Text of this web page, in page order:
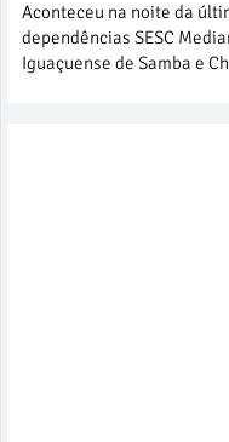
Aconteceu na noite da
dependências SESC
Iguaçuense de Samba e